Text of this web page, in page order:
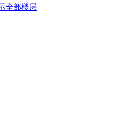
全部楼层